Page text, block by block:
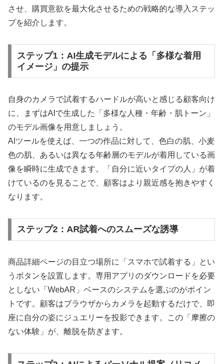
させ、購買意欲を最大化させるための戦略的な導入ステッ
プを紹介します。
ステップ1：AI生成モデルによる「多様な着用
イメージ」の提示
自身のカメラで試着するハードルが高いと感じる顧客向け
に、まずはAIで生成した「多様な人種・年齢・肌トーン」
のモデル画像を用意しましょう。
AIツールを使えば、一つの作品に対して、色白の肌、小麦
色の肌、あるいは異なる年齢層のモデルが着用している画
像を瞬時に生成できます。「自分に近いタイプの人」が着
けているのを見ることで、顧客はより親近感を抱きやすく
なります。
ステップ2：AR試着へのスムーズな誘導
商品詳細ページの目立つ場所に「スマホで試着する」とい
うボタンを設置します。専用アプリのダウンロードを必要
としない「WebAR」ベースのシステムを選ぶのがポイン
トです。顧客はブラウザからカメラを起動するだけで、即
座に自分の姿にジュエリーを投影できます。この「摩擦の
ない体験」が、離脱を防ぎます。